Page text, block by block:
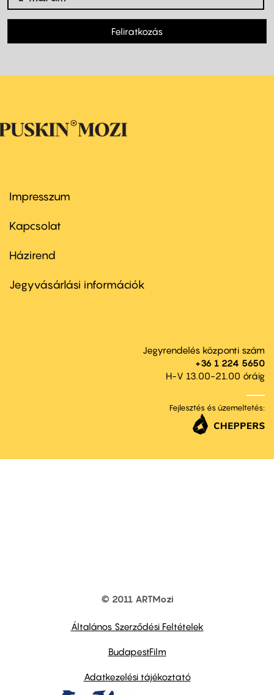
Feliratkozás
Footer
first
Impresszum
Kapcsolat
Footer
second
Házirend
Jegyvásárlási információk
Jegyrendelés központi szám
+36 1 224 5650
H-V 13.00-21.00 óráig
Fejlesztés és üzemeltetés:
© 2011 ARTMozi
Általános Szerződési Feltételek
BudapestFilm
Adatkezelési tájékoztató